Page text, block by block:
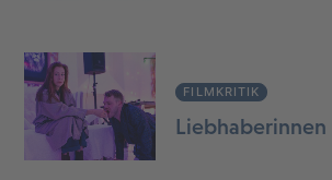
FILMKRITIK
Liebhaberinnen